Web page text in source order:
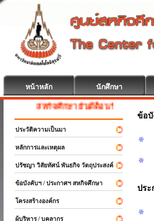
หน้าหลัก นักศึกษา
สหกิจศึกษา ยินดีต้อนรับ
ประวัติความเป็นมา
หลักการและเหตุผล
ปรัชญา วิสัยทัศน์ พันธกิจ วัตถุประสงค์
ข้อบังคับฯ / ประกาศฯ สหกิจศึกษา
โครงสร้างองค์กร
ผู้บริหาร / บุคลากร
ข้อ
ประ